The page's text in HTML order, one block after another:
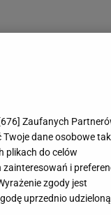
nie
676] Zaufanych
Twoje dane osobowe
plikach do celów
i
zgody jest
uprzednio udzieloną